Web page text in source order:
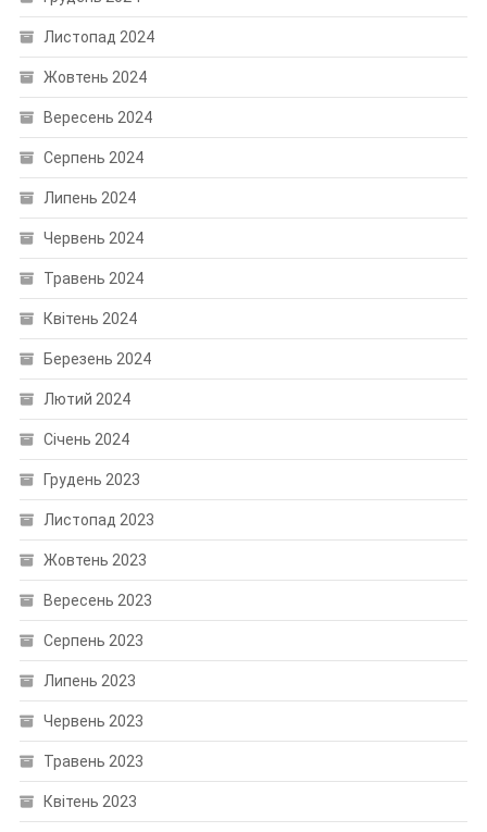
Листопад 2024
Жовтень 2024
Вересень 2024
Серпень 2024
Липень 2024
Червень 2024
Травень 2024
Квітень 2024
Березень 2024
Лютий 2024
Січень 2024
Грудень 2023
Листопад 2023
Жовтень 2023
Вересень 2023
Серпень 2023
Липень 2023
Червень 2023
Травень 2023
Квітень 2023